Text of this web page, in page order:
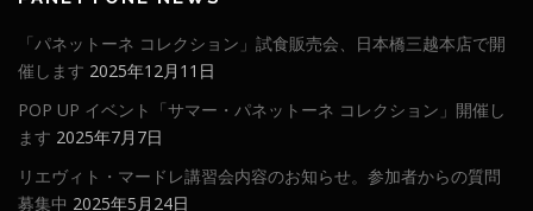
「パネットーネ コレクション」試食販売会、日本橋三越本店で開
催します 2025年12月11日
POP UP イベント「サマー・パネットーネ コレクション」開催し
ます 2025年7月7日
リエヴィト・マードレ講習会内容のお知らせ。参加者からの質問
募集中 2025年5月24日